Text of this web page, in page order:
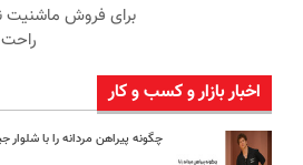
برای فروش ماشنیت
اخبار بازار و کسب و کار
چگونه پیراهن مردانه را با